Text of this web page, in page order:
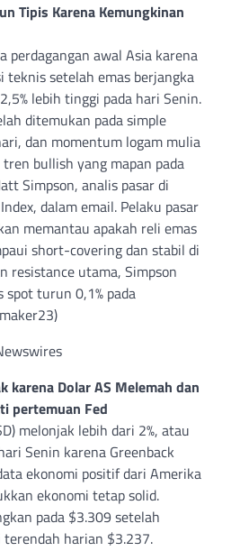
Tipis Karena Kemungkinan
perdagangan awal Asia karena
teknis setelah emas berjangka
lebih tinggi pada hari Senin.
ditemukan pada simple
dan momentum logam mulia
bullish yang mapan pada
Simpson, analis pasar di
dalam email. Pelaku pasar
memantau apakah reli emas
short-covering dan stabil di
resistance utama, Simpson
spot turun 0,1% pada
karena Dolar AS Melemah dan
pertemuan Fed
melonjak lebih dari 2%, atau
Senin karena Greenback
ekonomi positif dari Amerika
ekonomi tetap solid.
pada $3.309 setelah
harian $3.237.